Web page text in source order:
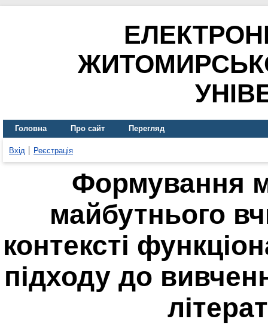
Головна Про сайт Перегляд
Вхід Реєстрація
Формування
майбутнього
контексті
підходу до